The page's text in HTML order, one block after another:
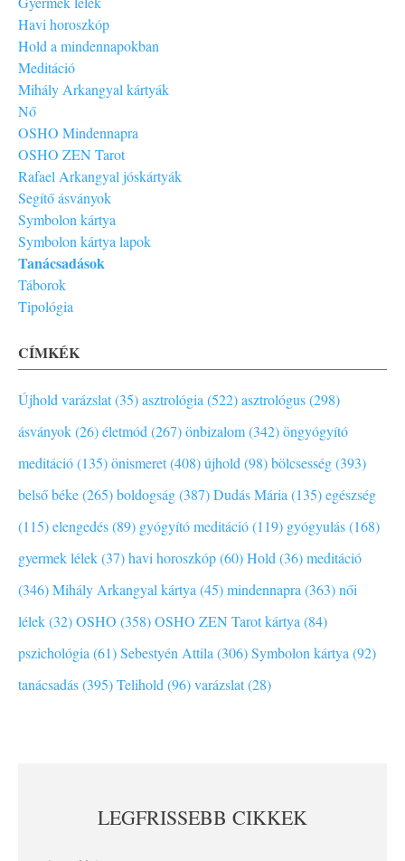
Havi horoszkóp
Hold a mindennapokban
Meditáció
Mihály Arkangyal kártyák
Nő
OSHO Mindennapra
OSHO ZEN Tarot
Rafael Arkangyal jóskártyák
Segítő ásványok
Symbolon kártya
Symbolon kártya lapok
Tanácsadások
Táborok
Tipológia
CÍMKÉK
Újhold varázslat (35)asztrológia (522)asztrológus (298)
ásványok (26)életmód (267)önbizalom (342)öngyógyító
meditáció (135)önismeret (408)újhold (98)bölcsesség (393)
belső béke (265)boldogság (387)Dudás Mária (135)egészség
(115)elengedés (89) gyógyító meditáció (119) gyógyulás (168)
gyermek lélek (37)havi horoszkóp (60)Hold (36)meditáció
(346)Mihály Arkangyal kártya (45)mindennapra (363)női
lélek (32)OSHO (358)OSHO ZEN Tarot kártya (84)
pszichológia (61)Sebestyén Attila (306)Symbolon kártya (92)
tanácsadás (395)Telihold (96)varázslat (28)
LEGFRISSEBB CIKKEK